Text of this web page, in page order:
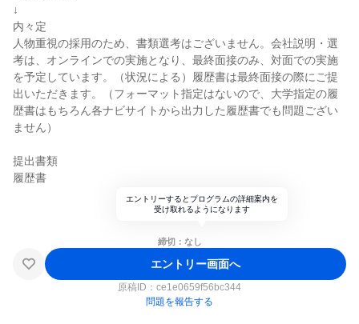
↓
内々定
人物重視の採用のため、書類選考はございません。会社説明・選
考は、オンラインでの実施となり、最終面接のみ、対面での実施
を予定しています。（状況による）履歴書は最終面接の際にご提
出いただきます。（フォーマット指定はないので、大学指定の履
歴書はもちろん各ナビサイトから出力した履歴書でも問題ござい
ません）
提出書類
履歴書
エントリーするとプログラムの詳細案内を
受け取れるようになります
締切：なし
エントリー画面へ
原稿ID： ce1e0659f56bc344
問題を報告する